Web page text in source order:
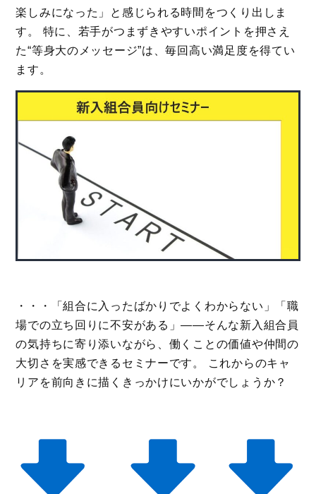
楽しみになった」と感じられる時間をつくり出しま
す。 特に、若手がつまずきやすいポイントを押さえ
た“等身大のメッセージ”は、毎回高い満足度を得てい
ます。
・・・「組合に入ったばかりでよくわからない」「職
場での立ち回りに不安がある」――そんな新入組合員
の気持ちに寄り添いながら、働くことの価値や仲間の
大切さを実感できるセミナーです。 これからのキャ
リアを前向きに描くきっかけにいかがでしょうか？